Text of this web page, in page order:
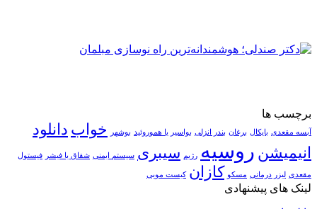
برچسب ها
آبسه مقعدی بایکال برغان بندر انزلی بواسیر یا هموروئید بوشهر خواب دانلود
انیمیشن روسیه رژیم سیبری سیستم ایمنی شقاق یا فیشر فیستول
مقعدی لیزر درمانی مسکو کازان کیست مویی
لینک های پیشنهادی